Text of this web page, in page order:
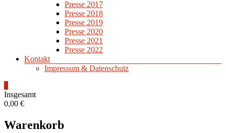
Presse 2017
Presse 2018
Presse 2019
Presse 2020
Presse 2021
Presse 2022
Kontakt
Impressum & Datenschutz
Insgesamt
0,00 €
Warenkorb